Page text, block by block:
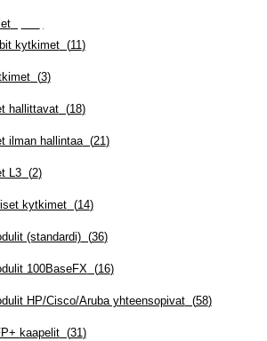
(
kytkimet(11)
(3)
hallittavat(18)
ilman hallintaa(21)
L3(2)
kytkimet(14)
(standardi)(36)
100BaseFX(16)
HP/Cisco/Aruba yhteensopivat(58)
kaapelit(31)